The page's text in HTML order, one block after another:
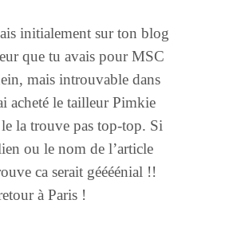
initialement sur ton blog
que tu avais pour MSC
mais introuvable dans
acheté le tailleur Pimkie
la trouve pas top-top. Si
ou le nom de l’article
ca serait géééénial !!
à Paris !